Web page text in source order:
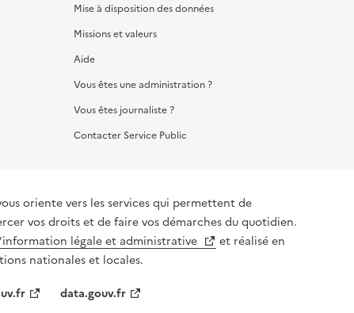
Mise à disposition des données
Missions et valeurs
Aide
Vous êtes une administration ?
Vous êtes journaliste ?
Contacter Service Public
oriente vers les services qui permettent de
vos droits et de faire vos démarches du quotidien.
légale et administrative
et réalisé en
nationales et locales.
data.gouv.fr